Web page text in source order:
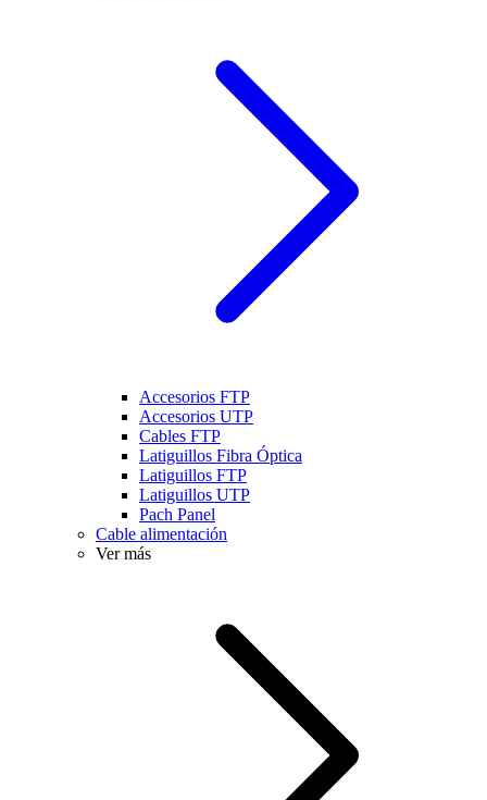
Accesorios FTP
Accesorios UTP
Cables FTP
Latiguillos Fibra Óptica
Latiguillos FTP
Latiguillos UTP
Pach Panel
Cable alimentación
Ver más